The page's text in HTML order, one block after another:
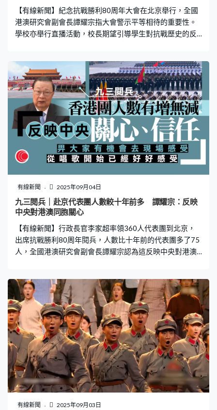
【有線新聞】紀念抗戰勝利80周年大會在北京舉行，全國
港澳研究會副會長譚耀宗指大會警示平等相待的重要性。
學校亦舉行直播活動，校長期望引導學生對抗戰歷史的反
力，亦警示世人不要散播仇恨，平等共處，避免歷史重
演，「歷史警示我們，如果我們不是平等相待，不是和睦
共處、守望相助的話，就不能消除戰爭的根源。因為回看
當今世界，仍然出現人類究竟面臨和平還是戰爭，是對抗
還是對話，是共贏還是零和的抉擇。這個時候提出來我認
為特別有歷史意義及現實意義。」 行政長官李家超率領
360人代表團出席閲兵，比十年前多了75人，但國家整體
參與人數減少，譚耀宗認為反映中央對港澳同胞的關心和
信任。 在香港，也有學校安排直播閲兵儀式，有校長表示
期望活動能引導學生對抗戰歷史有所反思。香港創知中學
校長黃晶榕：「這是活生生的課堂，讓他們親眼看到，無
論是軍備或是集體主義精神，或是艱苦訓練，看到今時今
日的國家不再是戰時狀態，由站起來、富起來到強起來，
歷史洪流自強不息，如何參與，引導學生能有
有線新聞 2025年09月04日
九三閱兵｜赴京代表團人數較十年前多 譚耀宗：反映
中央對港澳同胞關心
【有線新聞】行政長官李家超率領360人代表團到北京，
出席抗戰勝利80周年閱兵，人數比十年前的代表團多了75
人，全國港澳研究會副會長譚耀宗認為這反映中央對港澳
支持 ，有意義的重要活動也盡量讓我們出席，大家能有機
會現場感受是好的。現場感受的氣氛很感人，我覺得開場
從唱歌開始已經很好感受，這次政府能有多些官員出席，
包括我看到司局長差不多全部出席，這個也很好，讓他們
感受國家發展，推動和平。」
有線新聞 2025年09月03日